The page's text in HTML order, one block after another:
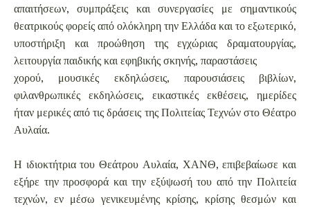
απαιτήσεων, συμπράξεις και συνεργασίες με σημαντικούς
θεατρικούς φορείς από ολόκληρη την Ελλάδα και το εξωτερικό,
υποστήριξη και προώθηση της εγχώριας δραματουργίας,
λειτουργία παιδικής και εφηβικής σκηνής, παραστάσεις
χορού, μουσικές εκδηλώσεις, παρουσιάσεις βιβλίων,
φιλανθρωπικές εκδηλώσεις, εικαστικές εκθέσεις, ημερίδες
ήταν μερικές από τις δράσεις της Πολιτείας Τεχνών στο Θέατρο
Αυλαία.
Η ιδιοκτήτρια του Θεάτρου Αυλαία, ΧΑΝΘ, επιβεβαίωσε και
εξήρε την προσφορά και την εξύψωσή του από την Πολιτεία
τεχνών, εν μέσω γενικευμένης κρίσης, κρίσης θεσμών και